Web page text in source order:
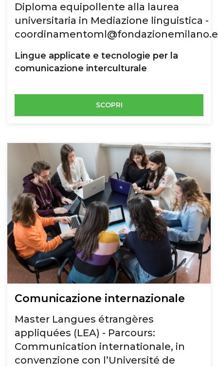
Diploma equipollente alla laurea
universitaria in Mediazione linguistica -
Lingue applicate e tecnologie per la
comunicazione interculturale
SCOPRI
Comunicazione internazionale
Master Langues étrangères
appliquées (LEA) - Parcours:
Communication internationale, in
convenzione con l’Université de